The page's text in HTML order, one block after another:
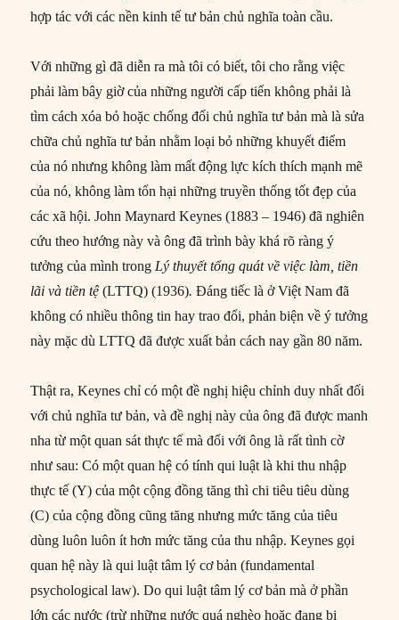
hợp tác với các nền kinh tế tư bản chủ nghĩa toàn cầu.
Với những gì đã diễn ra mà tôi có biết, tôi cho rằng việc
phải làm bây giờ của những người cấp tiến không phải là
tìm cách xóa bỏ hoặc chống đối chủ nghĩa tư bản mà là sửa
chữa chủ nghĩa tư bản nhằm loại bỏ những khuyết điểm
của nó nhưng không làm mất động lực kích thích mạnh mẽ
của nó, không làm tổn hại những truyền thống tốt đẹp của
các xã hội. John Maynard Keynes (1883 – 1946) đã nghiên
cứu theo hướng này và ông đã trình bày khá rõ ràng ý
tưởng của mình trong Lý thuyết tổng quát về việc làm, tiền
lãi và tiền tệ (LTTQ) (1936). Đáng tiếc là ở Việt Nam đã
không có nhiều thông tin hay trao đổi, phản biện về ý tưởng
này mặc dù LTTQ đã được xuất bản cách nay gần 80 năm.
Thật ra, Keynes chỉ có một đề nghị hiệu chỉnh duy nhất đối
với chủ nghĩa tư bản, và đề nghị này của ông đã được manh
nha từ một quan sát thực tế mà đối với ông là rất tình cờ
như sau: Có một quan hệ có tính qui luật là khi thu nhập
thực tế (Y) của một cộng đồng tăng thì chi tiêu tiêu dùng
(C) của cộng đồng cũng tăng nhưng mức tăng của tiêu
dùng luôn luôn ít hơn mức tăng của thu nhập. Keynes gọi
quan hệ này là qui luật tâm lý cơ bản (fundamental
psychological law). Do qui luật tâm lý cơ bản mà ở phần
lớn các nước (trừ những nước quá nghèo hoặc đang bị